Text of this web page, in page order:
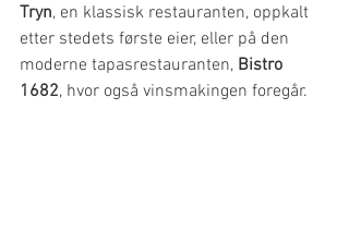
Tryn, en klassisk restauranten, oppkalt
etter stedets første eier, eller på den
moderne tapasrestauranten, Bistro
1682, hvor også vinsmakingen foregår.